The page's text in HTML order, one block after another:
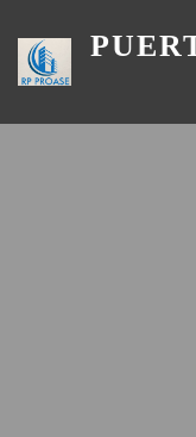
content